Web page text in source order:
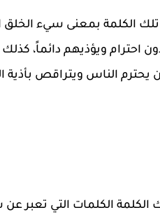
تلك الكلمة بمعنى سيء
ويؤذيهم دائماً،
الناس ويتراقص بأذية
الكلمة الكلمات التي